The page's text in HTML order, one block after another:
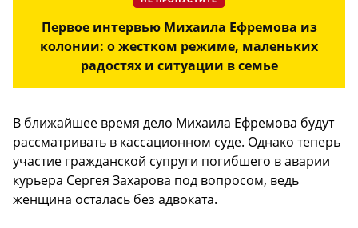
Первое интервью Михаила Ефремова из
колонии: о жестком режиме, маленьких
радостях и ситуации в семье
В ближайшее время дело Михаила Ефремова будут
рассматривать в кассационном суде. Однако теперь
участие гражданской супруги погибшего в аварии
курьера Сергея Захарова под вопросом, ведь
женщина осталась без адвоката.